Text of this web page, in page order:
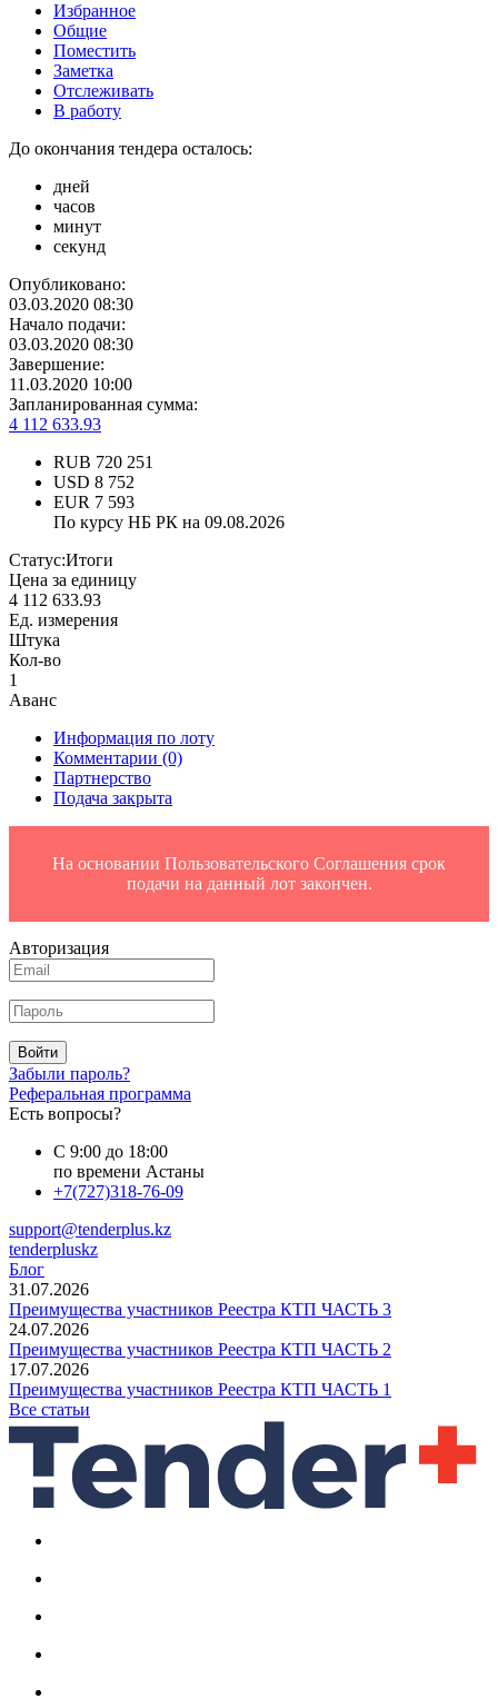
Избранное
Общие
Поместить
Заметка
Отслеживать
В работу
До окончания тендера осталось:
дней
часов
минут
секунд
Опубликовано:
03.03.2020 08:30
Начало подачи:
03.03.2020 08:30
Завершение:
11.03.2020 10:00
Запланированная сумма:
4 112 633.93
RUB 720 251
USD 8 752
EUR 7 593
По курсу НБ РК на 09.08.2026
Статус:Итоги
Цена за единицу
4 112 633.93
Ед. измерения
Штука
Кол-во
1
Аванс
Информация по лоту
Комментарии (0)
Партнерство
Подача закрыта
На основании Пользовательского Соглашения срок
подачи на данный лот закончен.
Авторизация
Войти
Забыли пароль?
Реферальная программа
Есть вопросы?
С 9:00 до 18:00
по времени Астаны
+7(727)318-76-09
support@tenderplus.kz
tenderpluskz
Блог
31.07.2026
Преимущества участников Реестра КТП ЧАСТЬ 3
24.07.2026
Преимущества участников Реестра КТП ЧАСТЬ 2
17.07.2026
Преимущества участников Реестра КТП ЧАСТЬ 1
Все статьи